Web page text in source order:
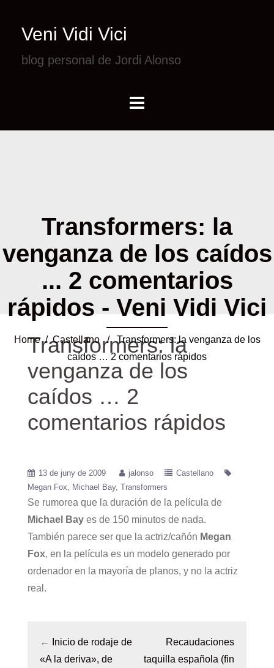
Veni Vidi Vici
blog personal de Jordi Alonso
Transformers: la
venganza de los caídos
... 2 comentarios
rápidos - Veni Vidi Vici
Home/Castellano/ Transformers: la venganza de los
caídos … 2 comentarios rápidos
Transformers: la
venganza de los
caídos … 2
comentarios rápidos
13 de juny de 2009 jalonso
Castellano
Megan Fox
Michael Bay Transformers
Se rumorea que la duración de la película de
Michael Bay es de 150 minutos de nada.
También parece ser que la actriz/cañón Megan
Fox, en la película es un modelo generado por
ordenador en la mayoría de planos, y no la actriz
real.
←
Inicio de rodaje de
«A la deriva», de
Recaudaciones
taquilla española (fin